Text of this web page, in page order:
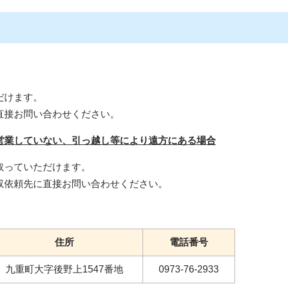
ます。
問い合わせください。
業していない、引っ越し等により遠方にある場合
いただけます。
先に直接お問い合わせください。
住所 電話番号
九重町大字後野上1547番地 0973-76-2933